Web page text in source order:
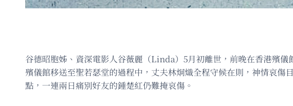
谷德昭胞姊、資深電影人谷薇麗（Linda）5月初離世，前晚在香港殯
殯儀館移送至聖若瑟堂的過程中，丈夫林炯熾全程守候在則，神情哀
點，一連兩日痛別好友的鍾楚紅仍難掩哀傷。